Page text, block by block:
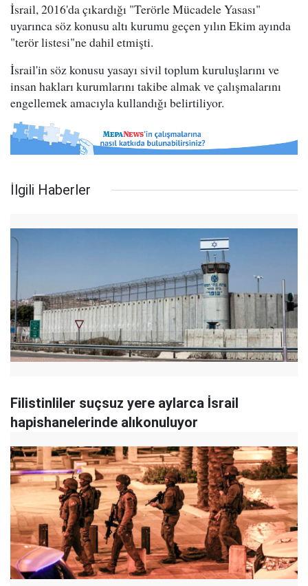
İsrail, 2016'da çıkardığı "Terörle Mücadele Yasası"
uyarınca söz konusu altı kurumu geçen yılın Ekim ayında
"terör listesi"ne dahil etmişti.
İsrail'in söz konusu yasayı sivil toplum kuruluşlarını ve
insan hakları kurumlarını takibe almak ve çalışmalarını
engellemek amacıyla kullandığı belirtiliyor.
İlgili Haberler
Filistinliler suçsuz yere aylarca İsrail
hapishanelerinde alıkonuluyor